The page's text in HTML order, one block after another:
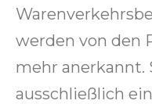
werden von den
mehr
ausschließlich